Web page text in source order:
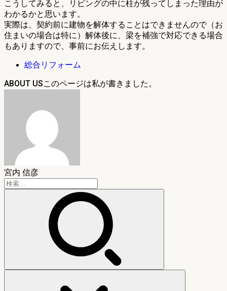
こうしてみると、リビングの中に柱が残ってしまった理由が
わかるかと思います。
実際は、契約前に建物を解体することはできませんので（お
住まいの場合は特に）解体後に、梁を補強で対応できる場合
もありますので、事前にお伝えします。
総合リフォーム
ABOUT US
宮内 信彦
検
索: